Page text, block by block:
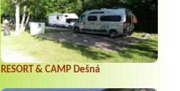
RESORT & CAMP Dešná